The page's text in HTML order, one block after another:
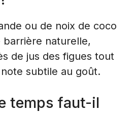
ou de noix de coco
barrière naturelle,
de jus des figues tout
subtile au goût.
temps faut-il